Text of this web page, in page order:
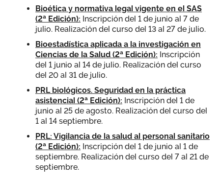
Bioética y normativa legal vigente en el SAS
(2ª Edición): Inscripción del 1 de junio al 7 de
julio. Realización del curso del 13 al 27 de julio.
Bioestadística aplicada a la investigación en
Ciencias de la Salud (2ª Edición): Inscripción
del 1 junio al 14 de julio. Realización del curso
del 20 al 31 de julio.
PRL biológicos. Seguridad en la práctica
asistencial (2ª Edición): Inscripción del 1 de
junio al 25 de agosto. Realización del curso del
1 al 14 septiembre.
PRL: Vigilancia de la salud al personal sanitario
(2ª Edición): Inscripción del 1 de junio al 1 de
septiembre. Realización del curso del 7 al 21 de
septiembre.